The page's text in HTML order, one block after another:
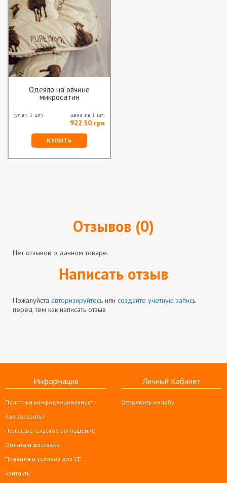
Одеяло на овчине
микросатин
(упак. 1 шт) цена за 1 шт.
922.50 грн
КУПИТЬ
Отзывов (0)
Нет отзывов о данном товаре.
Написать отзыв
Пожалуйста авторизируйтесь или создайте учетную запись
перед тем как написать отзыв
Информация
Политика конфиденциальности
Как заказать?
Пользовательское соглашение
Оплата и доставка
Правила и условия для СП
Контакты
Личный Кабинет
Отправить жалобу